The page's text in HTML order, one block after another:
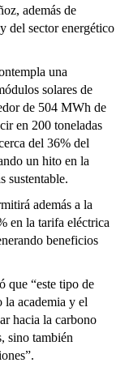
además de
del sector energético
una
solares de
de 504 MWh de
en 200 toneladas
del 36% del
un hito en la
sustentable.
además a la
en la tarifa eléctrica
beneficios
que “este tipo de
la academia y el
hacia la carbono
sino también